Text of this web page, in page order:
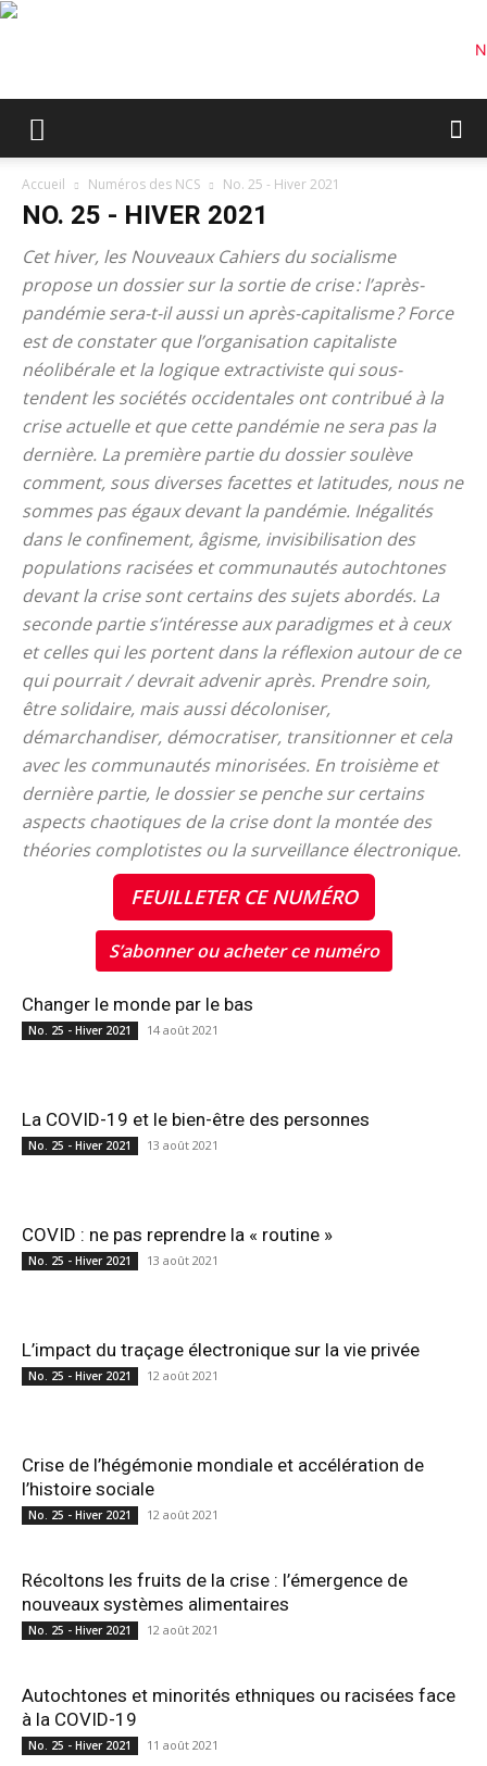
Accueil Numéros des NCS No. 25 - Hiver 2021
NO. 25 - HIVER 2021
Cet hiver, lesNouveaux Cahiers du socialisme
propose un dossier sur la sortie de crise : l’après-
pandémie sera-t-il aussi un après-capitalisme ? Force
est de constater que l’organisation capitaliste
néolibérale et la logique extractiviste qui sous-
tendent les sociétés occidentales ont contribué à la
crise actuelle et que cette pandémie ne sera pas la
dernière. La première partie du dossier soulève
comment, sous diverses facettes et latitudes, nous ne
sommes pas égaux devant la pandémie. Inégalités
dans le confinement, âgisme, invisibilisation des
populations racisées et communautés autochtones
devant la crise sont certains des sujets abordés. La
seconde partie s’intéresse aux paradigmes et à ceux
et celles qui les portent dans la réflexion autour de ce
qui pourrait / devrait advenir après. Prendre soin,
être solidaire, mais aussi décoloniser,
démarchandiser, démocratiser, transitionner et cela
avec les communautés minorisées. En troisième et
dernière partie, le dossier se penche sur certains
aspects chaotiques de la crise dont la montée des
théories complotistes ou la surveillance électronique.
FEUILLETER CE NUMÉRO
S’abonner ou acheter ce numéro
Changer le monde par le bas
No. 25 - Hiver 2021 14 août 2021
La COVID-19 et le bien-être des personnes
No. 25 - Hiver 2021 13 août 2021
COVID : ne pas reprendre la « routine »
No. 25 - Hiver 2021 13 août 2021
L’impact du traçage électronique sur la vie privée
No. 25 - Hiver 2021 12 août 2021
Crise de l’hégémonie mondiale et accélération de
l’histoire sociale
No. 25 - Hiver 2021 12 août 2021
Récoltons les fruits de la crise : l’émergence de
nouveaux systèmes alimentaires
No. 25 - Hiver 2021 12 août 2021
Autochtones et minorités ethniques ou racisées face
à la COVID-19
No. 25 - Hiver 2021 11 août 2021